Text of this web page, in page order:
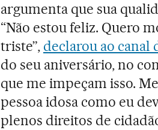
argumenta que sua
“Não estou feliz. Quero
triste”, declarou ao canal
do seu aniversário, no
que me impeçam isso.
pessoa idosa como eu
plenos direitos de